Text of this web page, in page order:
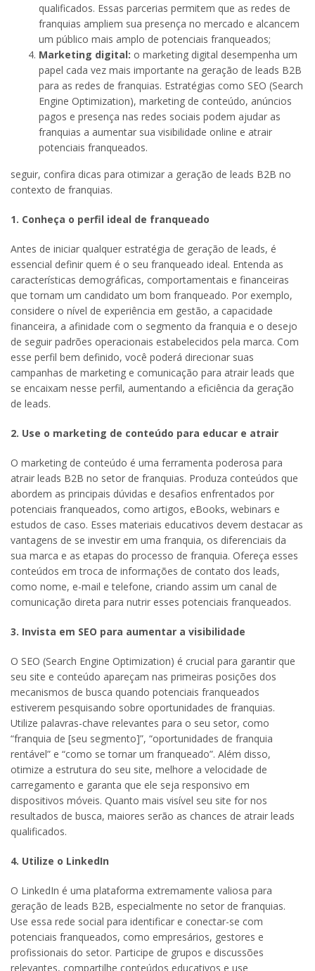
qualificados. Essas parcerias permitem que as redes de
franquias ampliem sua presença no mercado e alcancem
um público mais amplo de potenciais franqueados;
Marketing digital: o marketing digital desempenha um
papel cada vez mais importante na geração de leads B2B
para as redes de franquias. Estratégias como SEO (Search
Engine Optimization), marketing de conteúdo, anúncios
pagos e presença nas redes sociais podem ajudar as
franquias a aumentar sua visibilidade online e atrair
potenciais franqueados.
seguir, confira dicas para otimizar a geração de leads B2B no
contexto de franquias.
1. Conheça o perfil ideal de franqueado
Antes de iniciar qualquer estratégia de geração de leads, é
essencial definir quem é o seu franqueado ideal. Entenda as
características demográficas, comportamentais e financeiras
que tornam um candidato um bom franqueado. Por exemplo,
considere o nível de experiência em gestão, a capacidade
financeira, a afinidade com o segmento da franquia e o desejo
de seguir padrões operacionais estabelecidos pela marca. Com
esse perfil bem definido, você poderá direcionar suas
campanhas de marketing e comunicação para atrair leads que
se encaixam nesse perfil, aumentando a eficiência da geração
de leads.
2. Use o marketing de conteúdo para educar e atrair
O marketing de conteúdo é uma ferramenta poderosa para
atrair leads B2B no setor de franquias. Produza conteúdos que
abordem as principais dúvidas e desafios enfrentados por
potenciais franqueados, como artigos, eBooks, webinars e
estudos de caso. Esses materiais educativos devem destacar as
vantagens de se investir em uma franquia, os diferenciais da
sua marca e as etapas do processo de franquia. Ofereça esses
conteúdos em troca de informações de contato dos leads,
como nome, e-mail e telefone, criando assim um canal de
comunicação direta para nutrir esses potenciais franqueados.
3. Invista em SEO para aumentar a visibilidade
O SEO (Search Engine Optimization) é crucial para garantir que
seu site e conteúdo apareçam nas primeiras posições dos
mecanismos de busca quando potenciais franqueados
estiverem pesquisando sobre oportunidades de franquias.
Utilize palavras-chave relevantes para o seu setor, como
“franquia de [seu segmento]”, “oportunidades de franquia
rentável” e “como se tornar um franqueado”. Além disso,
otimize a estrutura do seu site, melhore a velocidade de
carregamento e garanta que ele seja responsivo em
dispositivos móveis. Quanto mais visível seu site for nos
resultados de busca, maiores serão as chances de atrair leads
qualificados.
4. Utilize o LinkedIn
O LinkedIn é uma plataforma extremamente valiosa para
geração de leads B2B, especialmente no setor de franquias.
Use essa rede social para identificar e conectar-se com
potenciais franqueados, como empresários, gestores e
profissionais do setor. Participe de grupos e discussões
relevantes, compartilhe conteúdos educativos e use